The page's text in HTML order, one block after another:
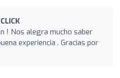
! Nos alegra mucho saber
experiencia . Gracias por